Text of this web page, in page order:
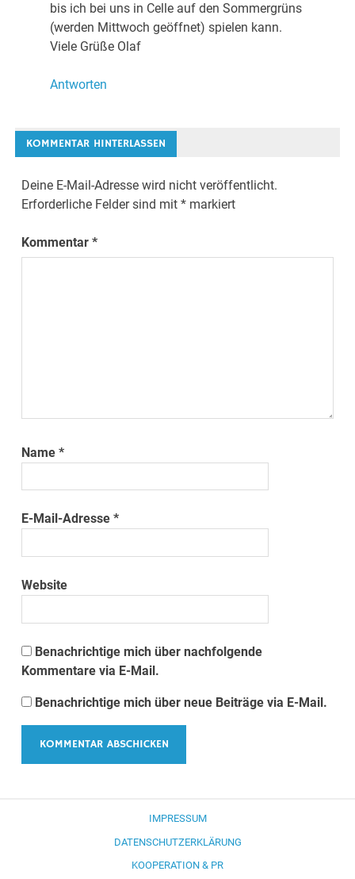
bis ich bei uns in Celle auf den Sommergrüns
(werden Mittwoch geöffnet) spielen kann.
Viele Grüße Olaf
Antworten
KOMMENTAR HINTERLASSEN
Deine E-Mail-Adresse wird nicht veröffentlicht.
Erforderliche Felder sind mit* markiert
Kommentar*
Name*
E-Mail-Adresse*
Website
Benachrichtige mich über nachfolgende
Kommentare via E-Mail.
Benachrichtige mich über neue Beiträge via E-Mail.
IMPRESSUM
DATENSCHUTZERKLÄRUNG
KOOPERATION & PR